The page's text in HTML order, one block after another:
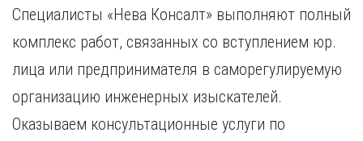
Специалисты «Нева Консалт» выполняют полный
комплекс работ, связанных со вступлением юр.
лица или предпринимателя в саморегулируемую
организацию инженерных изыскателей.
Оказываем консультационные услуги по